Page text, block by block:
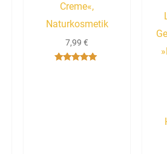
Creme«,
Naturkosmetik
7,99€